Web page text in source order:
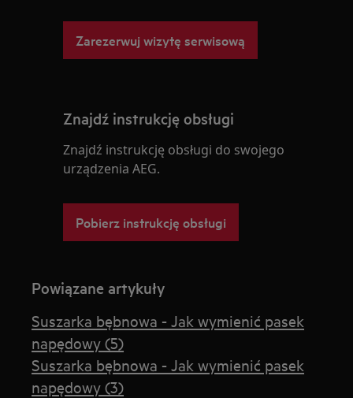
Zarezerwuj wizytę serwisową
Znajdź instrukcję obsługi
Znajdź instrukcję obsługi do swojego
urządzenia AEG.
Pobierz instrukcję obsługi
Powiązane artykuły
Suszarka bębnowa - Jak wymienić pasek
napędowy (5)
Suszarka bębnowa - Jak wymienić pasek
napędowy (3)